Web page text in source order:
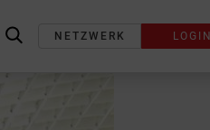
label_search
NETZWERK LOGIN